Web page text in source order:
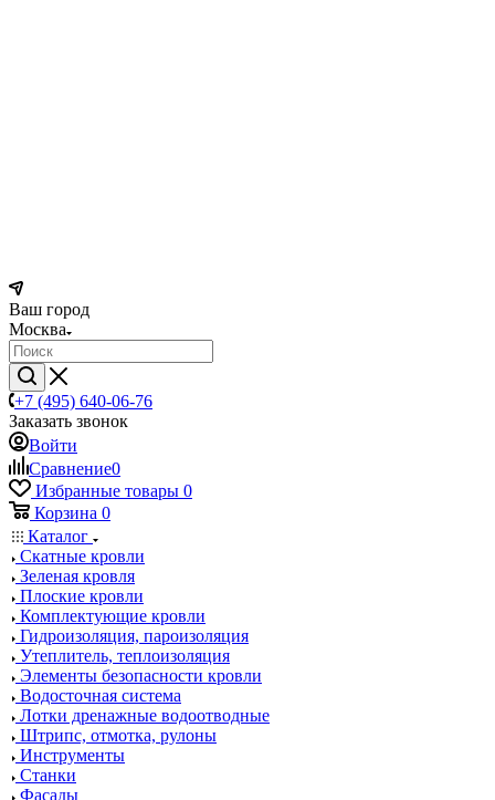
Ваш город
Москва
+7 (495) 640-06-76
Заказать звонок
Войти
Сравнение0
Избранные товары 0
Корзина 0
Каталог
Скатные кровли
Зеленая кровля
Плоские кровли
Комплектующие кровли
Гидроизоляция, пароизоляция
Утеплитель, теплоизоляция
Элементы безопасности кровли
Водосточная система
Лотки дренажные водоотводные
Штрипс, отмотка, рулоны
Инструменты
Станки
Фасады